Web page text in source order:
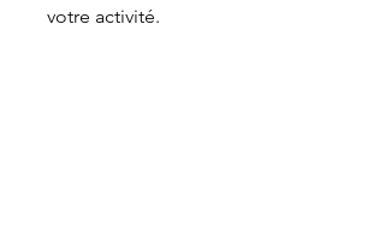
votre activité.